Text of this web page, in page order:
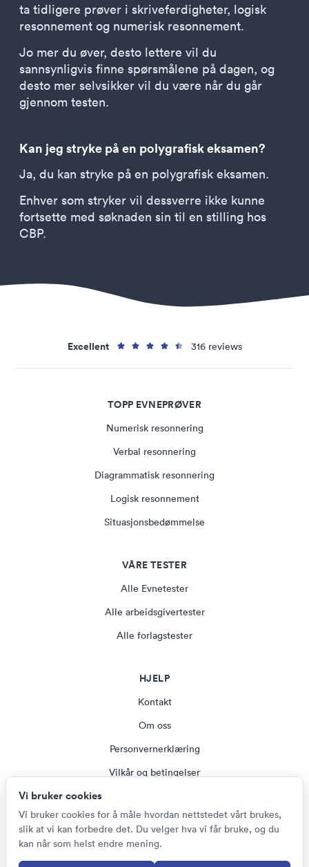
ta tidligere prøver i skriveferdigheter, logisk
resonnement og numerisk resonnement.
Jo mer du øver, desto lettere vil du
sannsynligvis finne spørsmålene på dagen, og
desto mer selvsikker vil du være når du går
gjennom testen.
Kan jeg stryke på en polygrafisk eksamen?
Ja, du kan stryke på en polygrafisk eksamen.
Enhver som stryker vil dessverre ikke kunne
fortsette med søknaden sin til en stilling hos
CBP.
Excellent 316 reviews
TOPP EVNEPRØVER
Numerisk resonnering
Verbal resonnering
Diagrammatisk resonnering
Logisk resonnement
Situasjonsbedømmelse
VÅRE TESTER
Alle Evnetester
Alle arbeidsgivertester
Alle forlagstester
HJELP
Kontakt
Om oss
Personvernerklæring
Vilkår og betingelser
Cookie-innstillinger
Vi bruker cookies
Vi bruker cookies for å måle hvordan nettstedet vårt brukes,
slik at vi kan forbedre det. Du velger hva vi får bruke, og du
kan når som helst endre mening.